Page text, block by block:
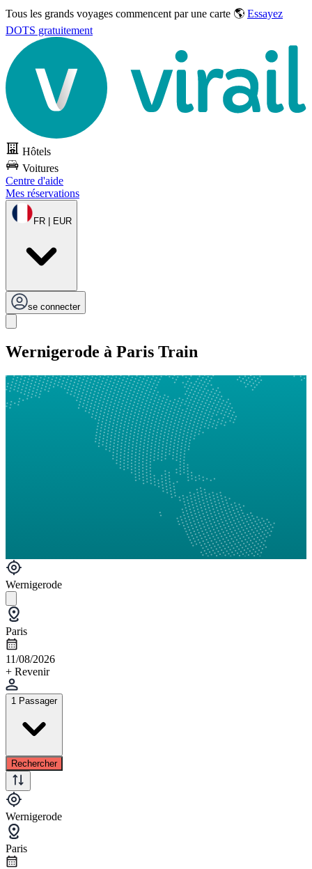
Tous les grands voyages commencent par une carte 🌎 Essayez
DOTS gratuitement
Hôtels
Voitures
Centre d'aide
Mes réservations
FR | EUR
se connecter
Wernigerode à Paris Train
Wernigerode
Paris
11/08/2026
+ Revenir
1 Passager
Rechercher
Wernigerode
Paris